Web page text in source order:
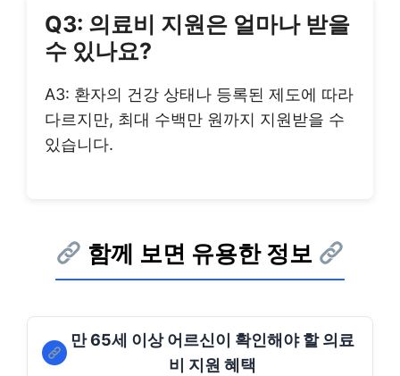
Q3: 의료비 지원은 얼마나 받을
수 있나요?
A3: 환자의 건강 상태나 등록된 제도에 따라
다르지만, 최대 수백만 원까지 지원받을 수
있습니다.
함께 보면 유용한 정보
만 65세 이상 어르신이 확인해야 할 의료
비 지원 혜택